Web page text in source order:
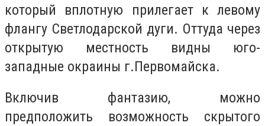
который вплотную прилегает к левому
флангу Светлодарской дуги. Оттуда через
открытую местность видны юго-
западные окраины г.Первомайска.
Включив фантазию, можно
предположить возможность скрытого